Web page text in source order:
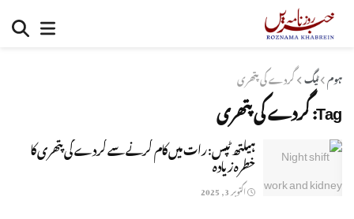
ہوم ٹیگ گردے کی پتھری
Tag:گردے کی پتھری
ہیلتھ ٹپس: رات میں کام کرنے سے گردے کی پتھری کا
خطرہ زیادہ
اکتوبر 3, 2025